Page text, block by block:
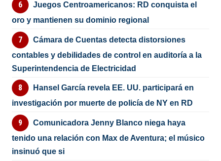
Juegos Centroamericanos: RD conquista el
oro y mantienen su dominio regional
Cámara de Cuentas detecta distorsiones
contables y debilidades de control en auditoría a la
Superintendencia de Electricidad
Hansel García revela EE. UU. participará en
investigación por muerte de policía de NY en RD
Comunicadora Jenny Blanco niega haya
tenido una relación con Max de Aventura; el músico
insinuó que si